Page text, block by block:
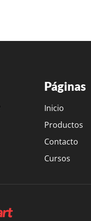
Páginas
Inicio
Productos
Contacto
Cursos